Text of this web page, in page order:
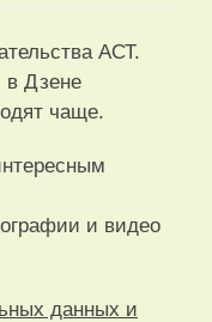
АСТ.
в Дзене
чаще.
и видео
данных и